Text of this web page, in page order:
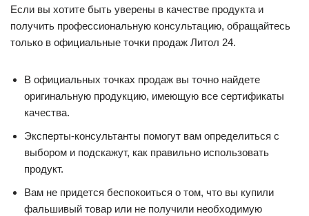
Если вы хотите быть уверены в качестве продукта и
получить профессиональную консультацию, обращайтесь
только в официальные точки продаж Литол 24.
В официальных точках продаж вы точно найдете
оригинальную продукцию, имеющую все сертификаты
качества.
Эксперты-консультанты помогут вам определиться с
выбором и подскажут, как правильно использовать
продукт.
Вам не придется беспокоиться о том, что вы купили
фальшивый товар или не получили необходимую